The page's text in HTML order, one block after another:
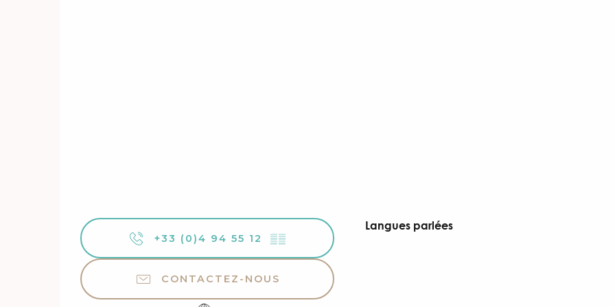
+33 (0)4 94 55 12 ▒▒
CONTACTEZ-NOUS
Langues parlées
Langues parlées